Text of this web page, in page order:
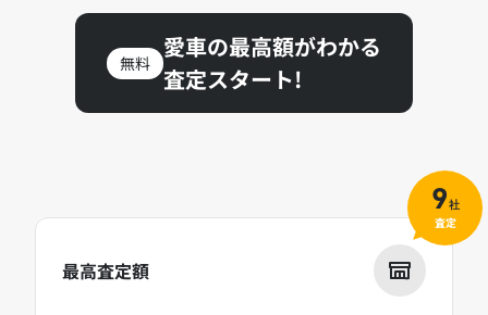
無料
愛車の最高額がわかる
査定スタート!
最高査定額
9社
査定